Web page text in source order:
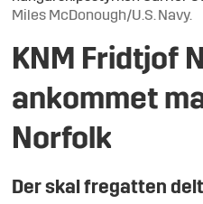
Miles McDonough/U.S. Navy.
KNM Fridtjof
ankommet
Norfolk
Der skal fregatten